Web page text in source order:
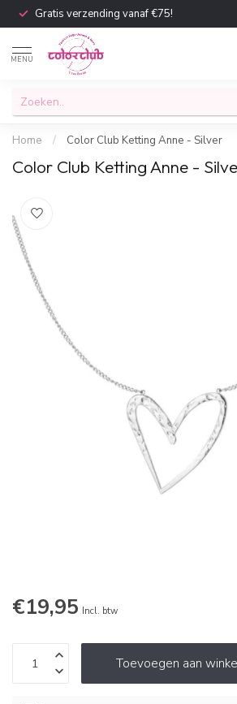
Gratis verzending vanaf €75!
MENU
Home / Color Club Ketting Anne - Silver
Color Club Ketting Anne -
€19,95 Incl. btw
Toevoegen aan